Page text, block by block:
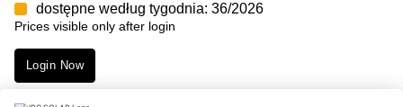
dostępne według tygodnia: 36/2026
Prices visible only after login
Login Now